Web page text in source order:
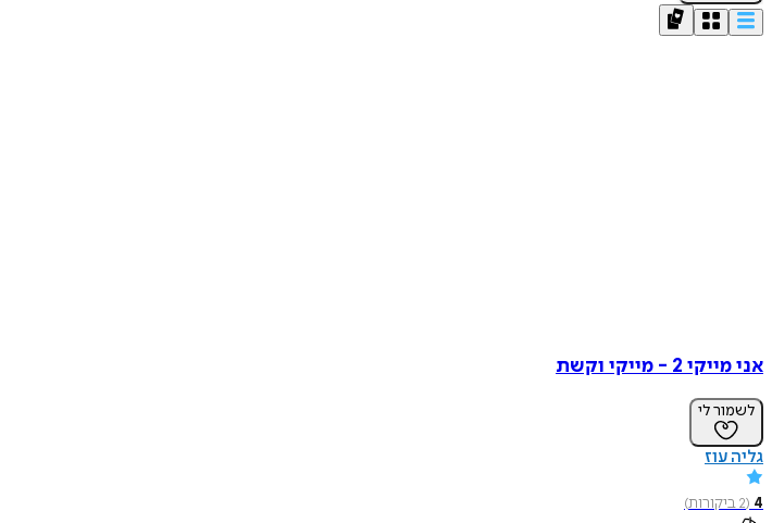
אני מייקי 2 - מייקי וקשת
לשמור לי
גליה עוז
4
(
2ביקורות)